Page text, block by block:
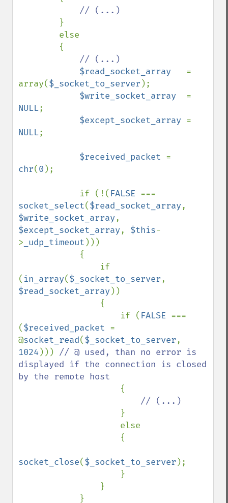
// (...)
}
// (...)
$read_socket_array =
array($_socket_to_server );
$write_socket_array
NULL;
$except_socket_array
NULL;
$received_packet
chr(0 );
            if (!(
FALSE
socket_select($read_socket_array
$write_socket_array
$except_socket_array, $this-
> _udp_timeout )))
( in_array($_socket_to_server
$read_socket_array ))
                    if (
FALSE ===
($received_packet =
@socket_read($_socket_to_server
1024 ))) // @ used, than no error is
displayed if the connection is closed
by the remote host
{
// (...)
}
socket_close($_socket_to_server );